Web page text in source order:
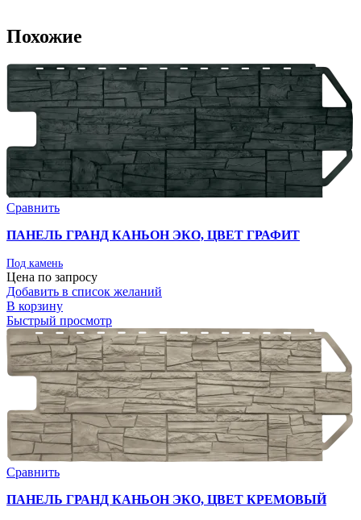
Похожие
Сравнить
ПАНЕЛЬ ГРАНД КАНЬОН ЭКО, ЦВЕТ ГРАФИТ
Под камень
Цена по запросу
Добавить в список желаний
В корзину
Быстрый просмотр
Сравнить
ПАНЕЛЬ ГРАНД КАНЬОН ЭКО, ЦВЕТ КРЕМОВЫЙ